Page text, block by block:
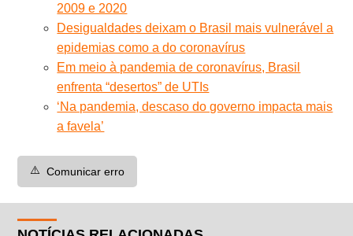
2009 e 2020
Desigualdades deixam o Brasil mais vulnerável a
epidemias como a do coronavírus
Em meio à pandemia de coronavírus, Brasil
enfrenta “desertos” de UTIs
‘Na pandemia, descaso do governo impacta mais
a favela’
⚠️ Comunicar erro